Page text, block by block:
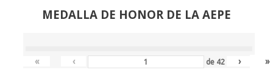
MEDALLA DE HONOR DE LA AEPE
« ‹ de 42 › »